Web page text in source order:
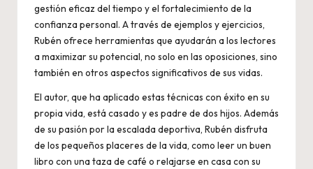
gestión eficaz del tiempo y el fortalecimiento de la
confianza personal. A través de ejemplos y ejercicios,
Rubén ofrece herramientas que ayudarán a los lectores
a maximizar su potencial, no solo en las oposiciones, sino
también en otros aspectos significativos de sus vidas.
El autor, que ha aplicado estas técnicas con éxito en su
propia vida, está casado y es padre de dos hijos. Además
de su pasión por la escalada deportiva, Rubén disfruta
de los pequeños placeres de la vida, como leer un buen
libro con una taza de café o relajarse en casa con su